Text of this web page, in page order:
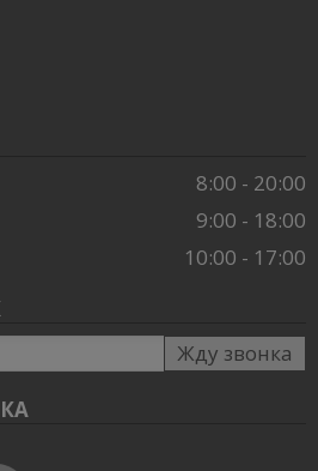
8:00 - 20:00
9:00 - 18:00
10:00 - 17:00
Жду звонка